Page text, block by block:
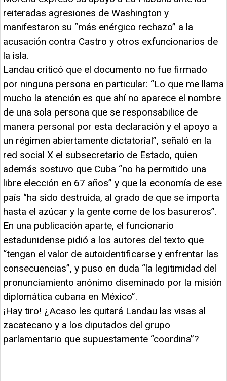
reiteradas agresiones de Washington y
manifestaron su “más enérgico rechazo” a la
acusación contra Castro y otros exfuncionarios de
la isla.
Landau criticó que el documento no fue firmado
por ninguna persona en particular: “Lo que me llama
mucho la atención es que ahí no aparece el nombre
de una sola persona que se responsabilice de
manera personal por esta declaración y el apoyo a
un régimen abiertamente dictatorial”, señaló en la
red social X el subsecretario de Estado, quien
además sostuvo que Cuba “no ha permitido una
libre elección en 67 años” y que la economía de ese
país “ha sido destruida, al grado de que se importa
hasta el azúcar y la gente come de los basureros”.
En una publicación aparte, el funcionario
estadunidense pidió a los autores del texto que
“tengan el valor de autoidentificarse y enfrentar las
consecuencias”, y puso en duda “la legitimidad del
pronunciamiento anónimo diseminado por la misión
diplomática cubana en México”.
¡Hay tiro! ¿Acaso les quitará Landau las visas al
zacatecano y a los diputados del grupo
parlamentario que supuestamente “coordina”?